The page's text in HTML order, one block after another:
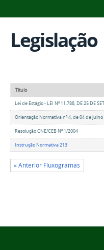
Legislação
Título
Lei de Estágio - LEI Nº 11.788, DE 25 DE
Orientação Normativa nº 4, de 04 de julho
Resolução CNE/CEB Nº 1/2004
Instrução Normativa 213
« Anterior Fluxogramas